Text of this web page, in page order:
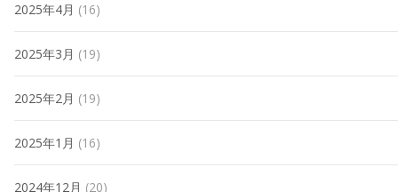
2025年4月 (16)
2025年3月 (19)
2025年2月 (19)
2025年1月 (16)
2024年12月 (20)